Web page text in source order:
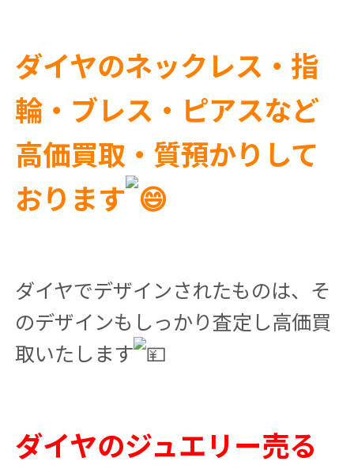
ダイヤのネックレス・指
輪・ブレス・ピアスなど
高価買取・質預かりして
おります
ダイヤでデザインされたものは、そ
のデザインもしっかり査定し高価買
取いたします
ダイヤのジュエリー売る